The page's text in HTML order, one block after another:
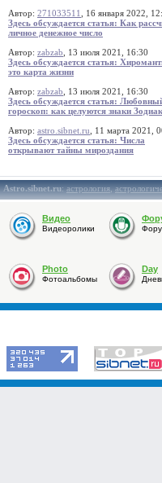
Автор: 271033511
, 16 января 2022,
Здесь обсуждается статья: Как
личное денежное число
Автор: zabzab , 13 июля 2021, 16:30
Здесь обсуждается статья:
это карта жизни
Автор: zabzab , 13 июля 2021, 16:30
Здесь обсуждается статья:
гороскоп: как целуются знаки
Автор: astro.sibnet.ru , 11 марта 2021,
Здесь обсуждается статья: Числа
открывают тайны мироздания
Astro.sibnet.ru:астрология,
Видео
Видеоролики
Photo
Фотоальбомы
Day